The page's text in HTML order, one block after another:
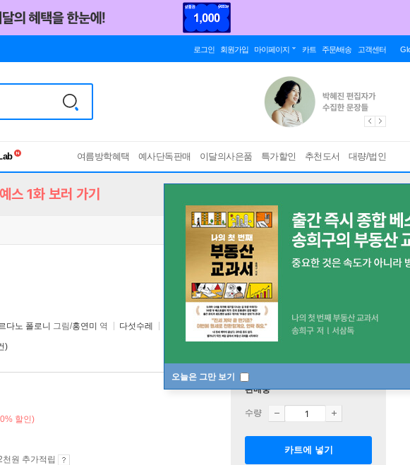
로그인 회원가입 마이페이지 카트 주문/배송 고객센터
여름방학혜택 예사단독판매 이달의사은품 특가할인 추천도서 대량/법인
오늘은 그만 보기
스 1화 보러 가기
다노 폴로니 그림/홍연미 역 다섯수레 2021년 02월 25일
)
할인)
원 추가적립
판매중
수량
카트에 넣기